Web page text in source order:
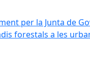
per la Junta de
forestals a les